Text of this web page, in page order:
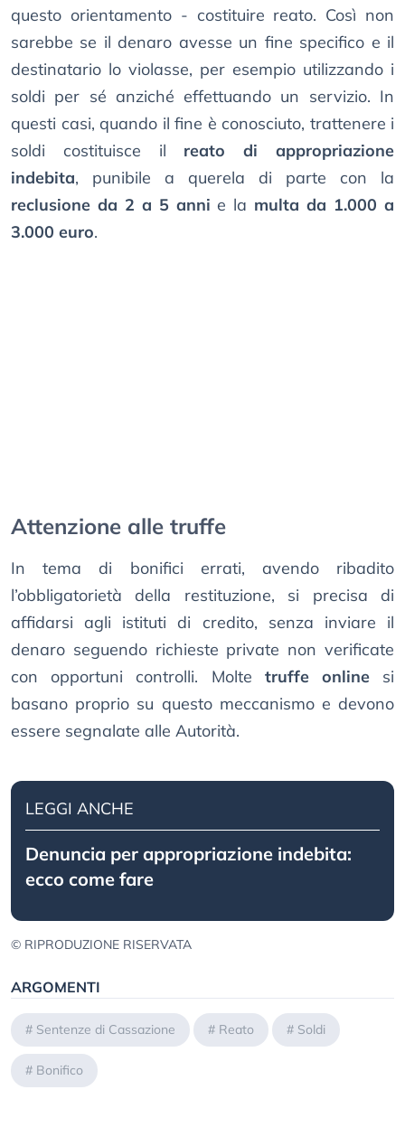
questo orientamento - costituire reato. Così non
sarebbe se il denaro avesse un fine specifico e il
destinatario lo violasse, per esempio utilizzando i
soldi per sé anziché effettuando un servizio. In
questi casi, quando il fine è conosciuto, trattenere i
soldi costituisce il reato di appropriazione
indebita, punibile a querela di parte con la
reclusione da 2 a 5 anni e la multa da 1.000 a
3.000 euro.
Attenzione alle truffe
In tema di bonifici errati, avendo ribadito
l’obbligatorietà della restituzione, si precisa di
affidarsi agli istituti di credito, senza inviare il
denaro seguendo richieste private non verificate
con opportuni controlli. Molte truffe onlinesi
basano proprio su questo meccanismo e devono
essere segnalate alle Autorità.
LEGGI ANCHE
Denuncia per appropriazione indebita:
ecco come fare
© RIPRODUZIONE RISERVATA
ARGOMENTI
# Sentenze di Cassazione # Reato # Soldi
# Bonifico